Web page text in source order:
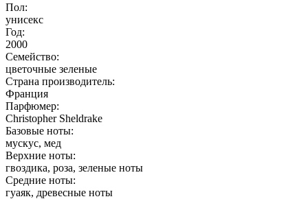
Пол:
унисекс
Год:
2000
Семейство:
цветочные зеленые
Страна производитель:
Франция
Парфюмер:
Christopher Sheldrake
Базовые ноты:
мускус, мед
Верхние ноты:
гвоздика, роза, зеленые ноты
Средние ноты:
гуаяк, древесные ноты